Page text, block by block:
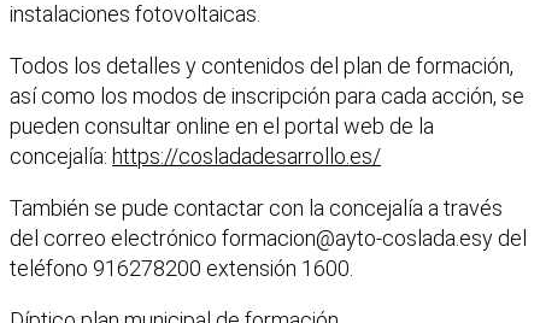
instalaciones fotovoltaicas.
Todos los detalles y contenidos del plan de formación,
así como los modos de inscripción para cada acción, se
pueden consultar online en el portal web de la
concejalía: https://cosladadesarrollo.es/
También se pude contactar con la concejalía a través
del correo electrónico formacion@ayto-coslada.esy del
teléfono 916278200 extensión 1600.